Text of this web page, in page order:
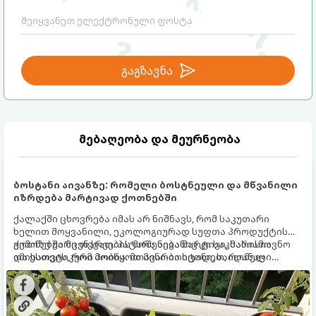
გაგზავნა
მებაღეობა და მეურნეობა
ბოსტანი აივანზე: რომელი ბოსტნეული და მწვანილი
იზრდება მარტივად ქოთნებში
ქალაქში ცხოვრება იმას არ ნიშნავს, რომ საკუთარი
ხელით მოყვანილი, ეკოლოგიურად სუფთა პროდუქტის
გემოზე უარი თქვათ. პატარა აივანიც კი საკმარისია
იმისათვის, რომ მოიწყოთ მინი-ბოსტანი, საიდანაც
ყოველდღიურად ახალ, არომატულ მწვანილსა და
ბოსტნეულს მოკრეფთ.
ქოთნებში მცენარეების მოშენება მარტივი, სასიამოვნო
და ესთეტიკური ჰობია. მთავარია იცოდეთ, რომელი
კულტურები ეგუებიან ქოთნის პირობებს ყველაზე კარგად
და როგორ მოუაროთ მათ სწორად.